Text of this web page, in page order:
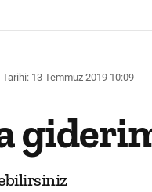
13 Temmuz 2019 10:09